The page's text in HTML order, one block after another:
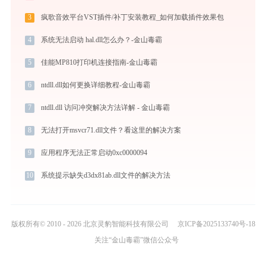
3 疯歌音效平台VST插件/补丁安装教程_如何加载插件效果包
4 系统无法启动 hal.dll怎么办？-金山毒霸
5 佳能MP810打印机连接指南-金山毒霸
6 ntdll.dll如何更换详细教程-金山毒霸
7 ntdll.dll 访问冲突解决方法详解 - 金山毒霸
8 无法打开msvcr71.dll文件？看这里的解决方案
9 应用程序无法正常启动0xc0000094
10 系统提示缺失d3dx81ab.dll文件的解决方法
版权所有© 2010 - 2026 北京灵豹智能科技有限公司
京ICP备2025133740号-18
关注“金山毒霸”微信公众号